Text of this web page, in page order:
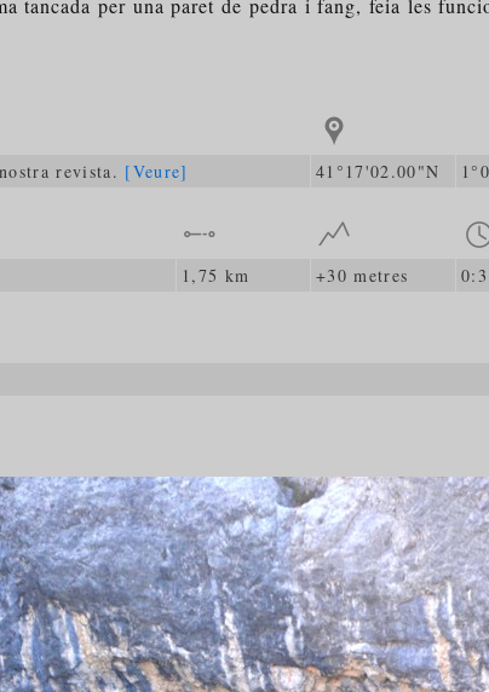
tancada per una paret de pedra i fang, feia les
revista. [Veure] 41°17'02.00"N
1,75 km +30 metres